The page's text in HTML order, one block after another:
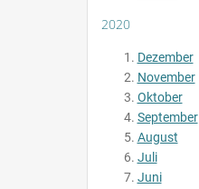
2020
Dezember
November
Oktober
September
August
Juli
Juni